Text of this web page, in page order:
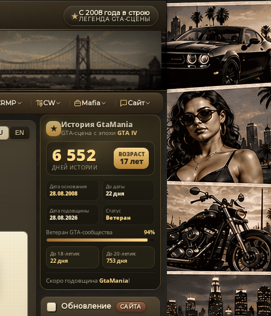
★С 2008 года в строю
ЛЕГЕНДА GTA-СЦЕНЫ
CW Mafia Сайт
EN ★ ИсторияGtaMania
GTA-сцена с эпохи GTA IV
6 552
ДНЕЙ ИСТОРИИ
ВОЗРАСТ
17 лет
Дата основания
28.08.2008
До даты
22 дня
Дата годовщины
28.08.2026
Статус
Ветеран
Ветеран GTA-сообщества
94%
До 18-летия:
22 дня
До 20-летия:
753 дня
Скоро годовщинаGtaMania!
Обновление САЙТА